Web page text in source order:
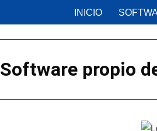
INICIO
Software propio